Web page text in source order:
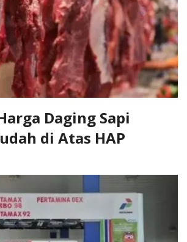
Daging Sapi
di Atas HAP